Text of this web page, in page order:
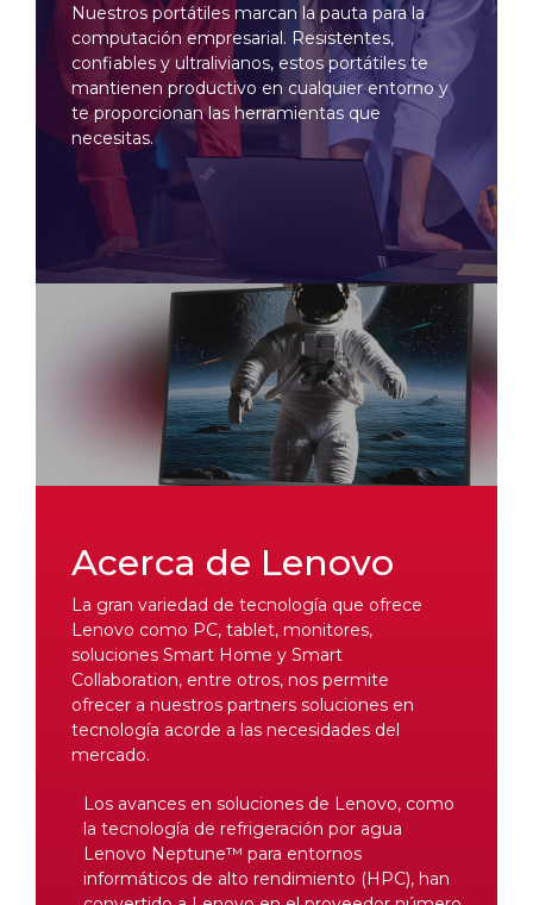
Nuestros portátiles marcan la pauta para la
computación empresarial. Resistentes,
confiables y ultralivianos, estos portátiles te
mantienen productivo en cualquier entorno y
te proporcionan las herramientas que
necesitas.
Acerca de Lenovo
La gran variedad de tecnología que ofrece
Lenovo como PC, tablet, monitores,
soluciones Smart Home y Smart
Collaboration, entre otros, nos permite
ofrecer a nuestros partners soluciones en
tecnología acorde a las necesidades del
mercado.
Los avances en soluciones de Lenovo, como
la tecnología de refrigeración por agua
Lenovo Neptune™ para entornos
informáticos de alto rendimiento (HPC), han